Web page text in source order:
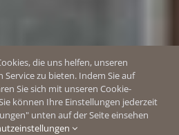
die uns helfen, unseren
zu bieten. Indem Sie auf
Sie sich mit unseren Cookie-
können Ihre Einstellungen jederzeit
unten auf der Seite einsehen